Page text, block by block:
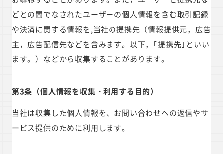
どとの間でなされたユーザーの個人情報を含む取引記録
や決済に関する情報を,当社の提携先（情報提供元，広告
主，広告配信先などを含みます。以下，｢提携先｣といい
ます。）などから収集することがあります。
第3条（個人情報を収集・利用する目的）
当社は収集した個人情報を、お問い合わせへの返信やサ
ービス提供のために利用します。